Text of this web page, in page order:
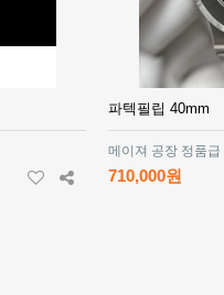
파텍필립 40mm
메이져 공장 정품급
710,000원